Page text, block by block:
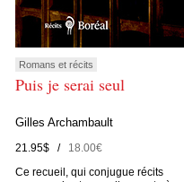
Romans et récits
Puis je serai seul
Gilles Archambault
21.95$ /18.00€
Ce recueil, qui conjugue récits